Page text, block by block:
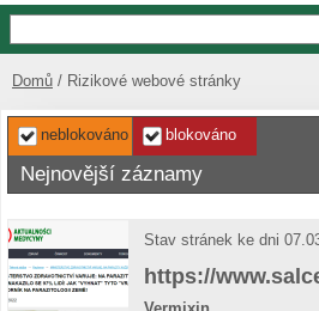
Domů Rizikové webové stránky
neblokováno blokováno
Nejnovější záznamy
Stav stránek ke dni
https://